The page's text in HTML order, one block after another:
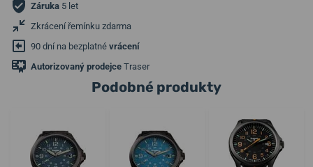
Záruka 5 let
Zkrácení řemínku zdarma
90 dní na bezplatné vrácení
Autorizovaný prodejce Traser
Podobné produkty